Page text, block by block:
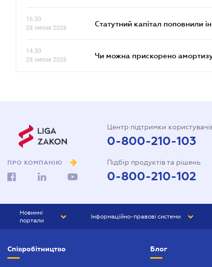
16.30
28 липня 2026
Статутний капітал поповнили
14.30
28 липня 2026
Чи можна прискорено
ПРО КОМПАНІЮ
Центр підтримки
0-800-210-103
Підбір продуктів та рішень
0-800-210-102
Новинні
портали
БІЗНЕС
Інформаційно-правові системи
Співробітництво Блог